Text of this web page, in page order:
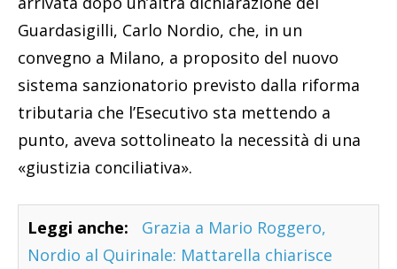
Guardasigilli, Carlo Nordio, che, in un
convegno a Milano, a proposito del nuovo
sistema sanzionatorio previsto dalla riforma
tributaria che l’Esecutivo sta mettendo a
punto, aveva sottolineato la necessità di una
«giustizia conciliativa».
Leggi anche:
Grazia a Mario Roggero,
Nordio al Quirinale: Mattarella chiarisce